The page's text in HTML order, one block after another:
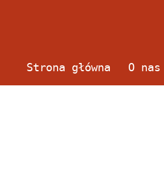
Strona główna O nas